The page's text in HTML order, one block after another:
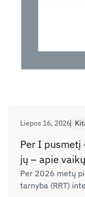
Liepos 16, 2026
Per I pusmetį
jų – apie
vaizdus ir
internete
Per 2026 metų
tarnyba (RRT)